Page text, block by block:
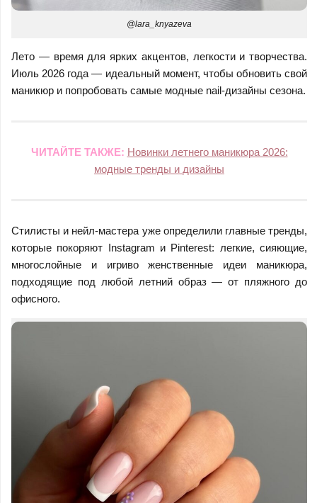
@lara_knyazeva
Лето — время для ярких акцентов, легкости и творчества.
Июль 2026 года — идеальный момент, чтобы обновить свой
маникюр и попробовать самые модные nail-дизайны сезона.
ЧИТАЙТЕ ТАКЖЕ: Новинки летнего маникюра 2026:
модные тренды и дизайны
Стилисты и нейл-мастера уже определили главные тренды,
которые покоряют Instagram и Pinterest: легкие, сияющие,
многослойные и игриво женственные идеи маникюра,
подходящие под любой летний образ — от пляжного до
офисного.